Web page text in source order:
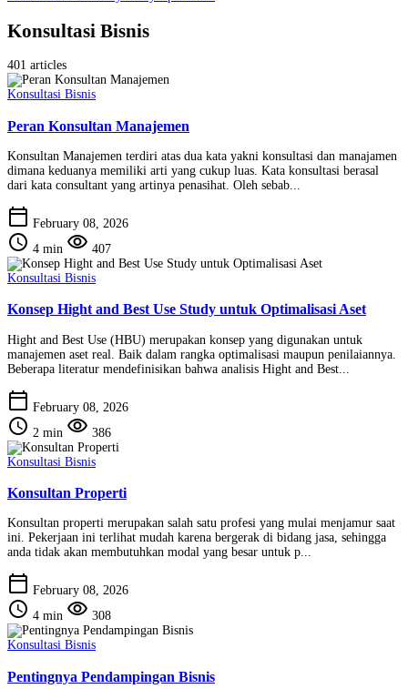
Konsultasi Bisnis
401 articles
Konsultasi Bisnis
Peran Konsultan Manajemen
Konsultan Manajemen terdiri atas dua kata yakni konsultasi dan manajamen
dimana keduanya memiliki arti yang cukup luas. Kata konsultasi berasal
dari kata consultant yang artinya penasihat. Oleh sebab...
calendar_today February 08, 2026
schedule 4 min visibility 407
Konsultasi Bisnis
Konsep Hight and Best Use Study untuk Optimalisasi Aset
Hight and Best Use (HBU) merupakan konsep yang digunakan untuk
manajemen aset real. Baik dalam rangka optimalisasi maupun penilaiannya.
Beberapa literatur mendefinisikan bahwa analisis Hight and Best...
calendar_today February 08, 2026
schedule 2 min visibility 386
Konsultasi Bisnis
Konsultan Properti
Konsultan properti merupakan salah satu profesi yang mulai menjamur saat
ini. Pekerjaan ini terlihat mudah karena bergerak di bidang jasa, sehingga
anda tidak akan membutuhkan modal yang besar untuk p...
calendar_today February 08, 2026
schedule 4 min visibility 308
Konsultasi Bisnis
Pentingnya Pendampingan Bisnis